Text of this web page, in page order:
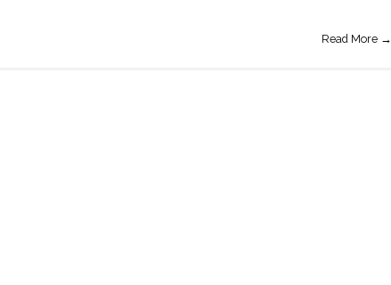
Read More →